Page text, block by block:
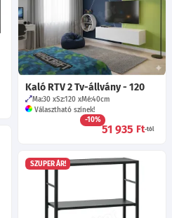
Kaló RTV 2 Tv-állvány - 120
Ma:30 Sz:120 Mé:40cm
Választható színek!
-10%
51 935 Ft-tól
SZUPER ÁR!